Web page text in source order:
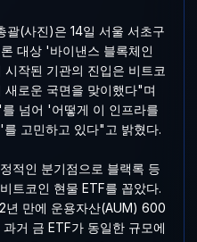
괄(사진)은 14일 서울 서초구
대상 '바이낸스 블록체인
작된 기관의 진입은 비트코
로운 국면을 맞이했다"며
넘어 '어떻게 이 인프라를
고민하고 있다"고 밝혔다.
적인 분기점으로 블랙록 등
트코인 현물 ETF를 꼽았다.
년 만에 운용자산(AUM) 600
거 금 ETF가 동일한 규모에